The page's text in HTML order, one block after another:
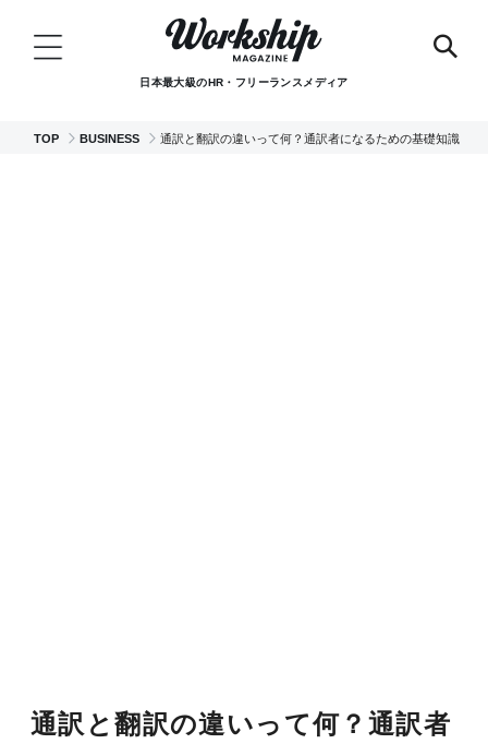
日本最大級のHR・フリーランスメディア
TOP BUSINESS 通訳と翻訳の違いって何？通訳者になるための基礎知識
通訳と翻訳の違いって何？通訳者